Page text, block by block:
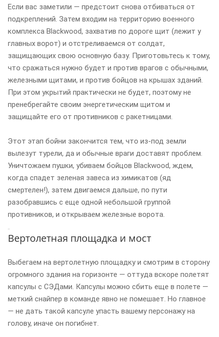
Если вас заметили — предстоит снова отбиваться от
подкреплений. Затем входим на территорию военного
комплекса Blackwood, захватив по дороге щит (лежит у
главных ворот) и отстреливаемся от солдат,
защищающих свою основную базу. Приготовьтесь к тому,
что сражаться нужно будет и против врагов с обычными,
железными щитами, и против бойцов на крышах зданий.
При этом укрытий практически не будет, поэтому не
пренебрегайте своим энергетическим щитом и
защищайте его от противников с ракетницами.
Этот этап бойни закончится тем, что из-под земли
вылезут турели, да и обычные враги доставят проблем.
Уничтожаем пушки, убиваем бойцов Blackwood, ждем,
когда спадет зеленая завеса из химикатов (яд
смертелен!), затем двигаемся дальше, по пути
разобравшись с еще одной небольшой группой
противников, и открываем железные ворота.
Вертолетная площадка и мост
Выбегаем на вертолетную площадку и смотрим в сторону
огромного здания на горизонте — оттуда вскоре полетят
капсулы с СЭДами. Капсулы можно сбить еще в полете —
меткий снайпер в команде явно не помешает. Но главное
— не дать такой капсуле упасть вашему персонажу на
голову, иначе он погибнет.